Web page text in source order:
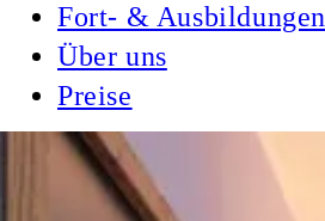
Fort- & Ausbildungen
Über uns
Preise